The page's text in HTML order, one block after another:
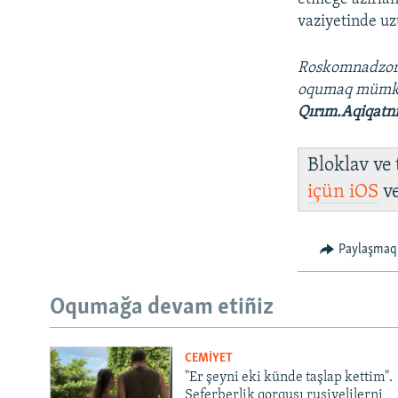
vaziyetinde
oqumaq
Bloklav ve
içüniOS
Paylaşmaq
Oqumağa devam etiñiz
CEMİYET
"Er şeyni eki künde taşlap kettim".
Seferberlik qorqusı rusiyelilerni